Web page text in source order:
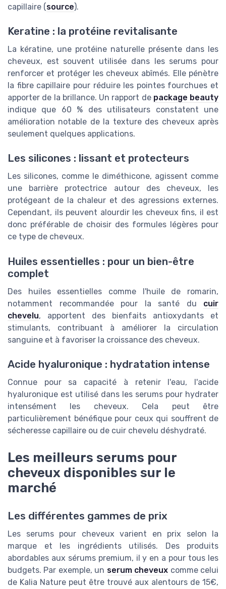
capillaire (source).
Keratine : la protéine revitalisante
La kératine, une protéine naturelle présente dans les
cheveux, est souvent utilisée dans les serums pour
renforcer et protéger les cheveux abîmés. Elle pénètre
la fibre capillaire pour réduire les pointes fourchues et
apporter de la brillance. Un rapport de package beauty
indique que 60 % des utilisateurs constatent une
amélioration notable de la texture des cheveux après
seulement quelques applications.
Les silicones : lissant et protecteurs
Les silicones, comme le diméthicone, agissent comme
une barrière protectrice autour des cheveux, les
protégeant de la chaleur et des agressions externes.
Cependant, ils peuvent alourdir les cheveux fins, il est
donc préférable de choisir des formules légères pour
ce type de cheveux.
Huiles essentielles : pour un bien-être
complet
Des huiles essentielles comme l'huile de romarin,
notamment recommandée pour la santé du cuir
chevelu, apportent des bienfaits antioxydants et
stimulants, contribuant à améliorer la circulation
sanguine et à favoriser la croissance des cheveux.
Acide hyaluronique : hydratation intense
Connue pour sa capacité à retenir l'eau, l'acide
hyaluronique est utilisé dans les serums pour hydrater
intensément les cheveux. Cela peut être
particulièrement bénéfique pour ceux qui souffrent de
sécheresse capillaire ou de cuir chevelu déshydraté.
Les meilleurs serums pour
cheveux disponibles sur le
marché
Les différentes gammes de prix
Les serums pour cheveux varient en prix selon la
marque et les ingrédients utilisés. Des produits
abordables aux sérums premium, il y en a pour tous les
budgets. Par exemple, un serum cheveux comme celui
de Kalia Nature peut être trouvé aux alentours de 15€,